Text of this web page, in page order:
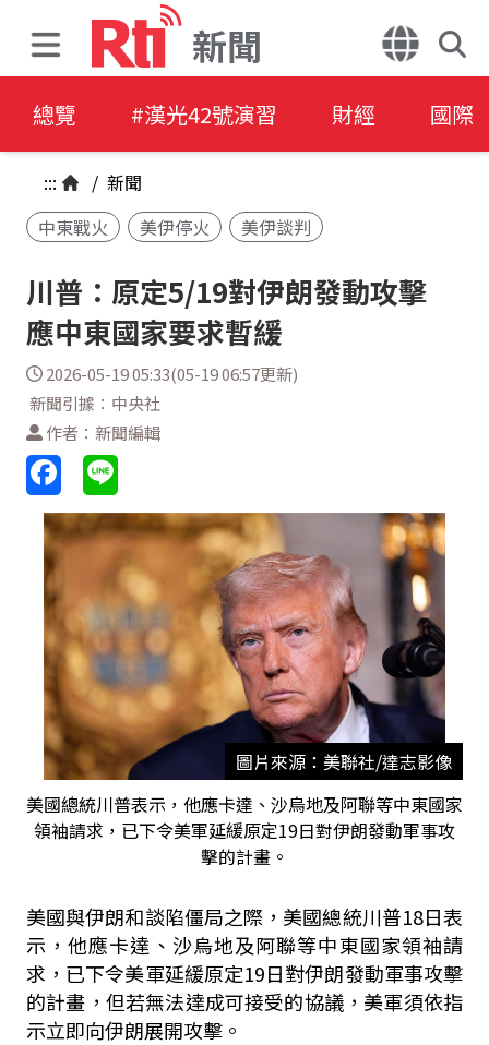
新聞
總覽 #漢光42號演習 財經 國際
::: / 新聞
中東戰火
美伊停火 美伊談判
川普：原定5/19對伊朗發動攻擊
應中東國家要求暫緩
2026-05-19 05:33(05-19 06:57更新)
新聞引據：中央社
作者：新聞編輯
圖片來源：美聯社/達志影像
美國總統川普表示，他應卡達、沙烏地及阿聯等中東國家
領袖請求，已下令美軍延緩原定19日對伊朗發動軍事攻
擊的計畫。
美國與伊朗和談陷僵局之際，美國總統川普18日表
示，他應卡達、沙烏地及阿聯等中東國家領袖請
求，已下令美軍延緩原定19日對伊朗發動軍事攻擊
的計畫，但若無法達成可接受的協議，美軍須依指
示立即向伊朗展開攻擊。